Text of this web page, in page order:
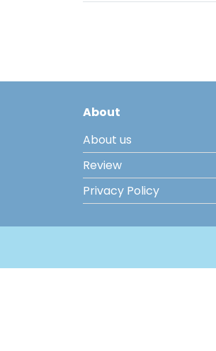
About
About us
Review
Privacy Policy